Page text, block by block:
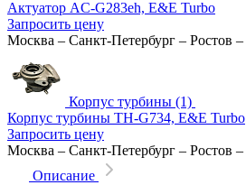
Актуатор AC-G283eh, E&E Turbo
Запросить цену
Москва – Санкт-Петербург – Ростов –
Корпус турбины (1)
Корпус турбины TH-G734, E&E Turbo
Запросить цену
Москва – Санкт-Петербург – Ростов –
Описание